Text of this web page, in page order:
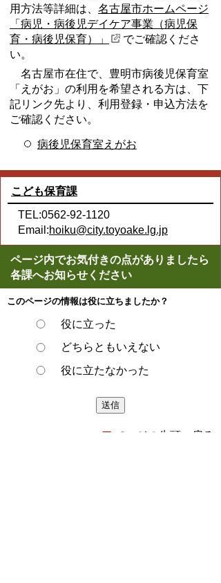
用方法等詳細は、 名古屋市ホームページ
「病児・病後児デイケア事業（病児保
育・病後児保育）」
でご確認くださ
い。
名古屋市在住で、豊明市病後児保育室
「えがお」の利用を希望される方は、下
記リンク先より、利用登録・申込方法を
ご確認ください。
病後児保育室えがお
こども保育課
TEL:0562-92-1120
Email:hoiku@city.toyoake.lg.jp
ページ内でお気付きの点がありましたら
各課へお知らせください
このページの情報は役に立ちましたか？
役に立った
どちらともいえない
役に立たなかった
ページの先頭へ戻る